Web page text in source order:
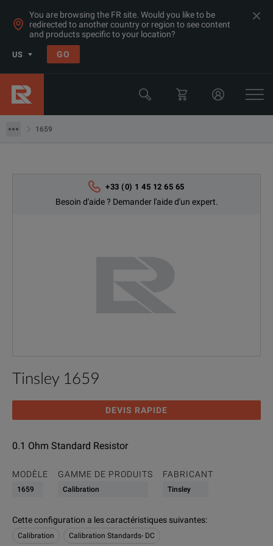
You are browsing the FR site. Would you like to be
redirected to another country or region to see content
and products specific to your location?
US GO
1659
Équipement d'étalonnage
Équipements d'étalonnage DC
+33 (0) 1 45 12 65 65
Besoin d'aide ? Demander l'aide d'un expert.
Tinsley 1659
DEVIS RAPIDE
0.1 Ohm Standard Resistor
MODÈLE
1659
GAMME DE PRODUITS
Calibration
FABRICANT
Tinsley
Cette configuration a les caractéristiques suivantes:
Calibration Calibration Standards- DC